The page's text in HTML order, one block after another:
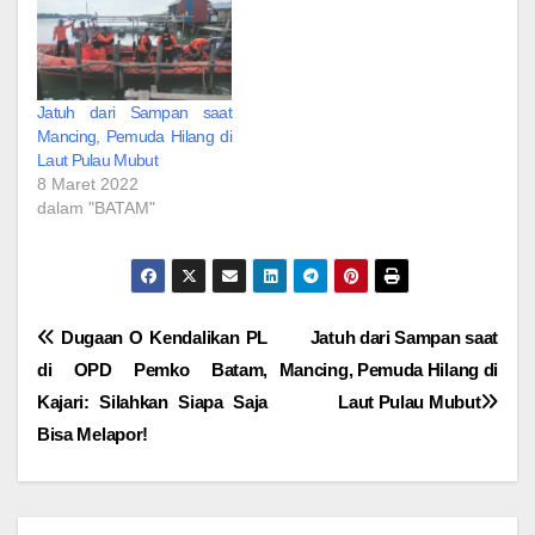
Jatuh dari Sampan saat
Mancing, Pemuda Hilang di
Laut Pulau Mubut
8 Maret 2022
dalam "BATAM"
Navigasi
pos
Jatuh dari Sampan saat
Mancing, Pemuda Hilang di
Laut Pulau Mubut
Dugaan O Kendalikan PL
di OPD Pemko Batam,
Kajari: Silahkan Siapa Saja
Bisa Melapor!